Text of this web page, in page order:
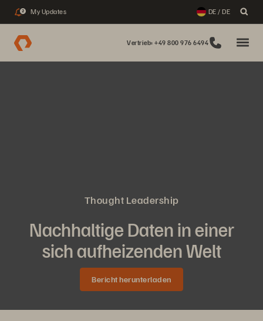
2 My Updates DE / DE
Vertrieb: +49 800 976 6494
Thought Leadership
Nachhaltige Daten in einer
sich aufheizenden Welt
Bericht herunterladen